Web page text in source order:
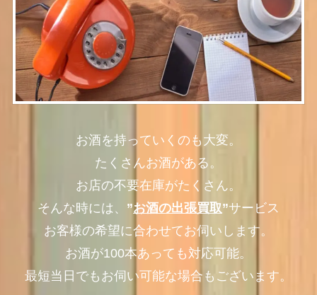
お酒を持っていくのも大変。
たくさんお酒がある。
お店の不要在庫がたくさん。
そんな時には、 ”お酒の出張買取”サービス
お客様の希望に合わせてお伺いします。
お酒が100本あっても対応可能。
最短当日でもお伺い可能な場合もございます。